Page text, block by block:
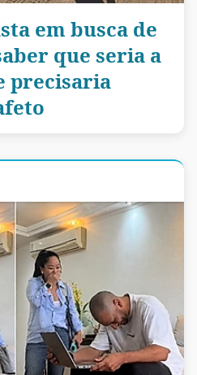
em busca de
que seria a
precisaria